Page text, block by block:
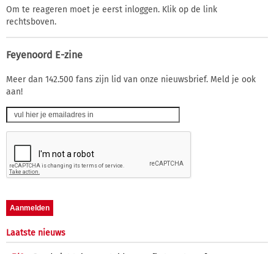
Om te reageren moet je eerst inloggen. Klik op de link
rechtsboven.
Feyenoord E-zine
Meer dan 142.500 fans zijn lid van onze nieuwsbrief. Meld je ook
aan!
Laatste nieuws